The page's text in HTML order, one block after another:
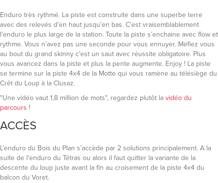
Enduro très rythmé. La piste est construite dans une superbe terre
avec des relevés d’en haut jusqu’en bas. C’est vraisemblablement
l’enduro le plus large de la station. Toute la piste s’enchaine avec flow et
rythme. Vous n’avez pas une seconde pour vous ennuyer. Méfiez vous
au bout du grand skinny c’est un saut avec réussite obligatoire. Plus
vous avancez dans la piste et plus la pente augmente. Enjoy ! La piste
se termine sur la piste 4x4 de la Motte qui vous ramène au télésiège du
Crêt du Loup à la Clusaz.
"Une vidéo vaut 1,8 million de mots", regardez plutôt lavidéo du
parcours !
ACCÈS
L’enduro du Bois du Plan s’accède par 2 solutions principalement. A la
suite de l’enduro du Tétras ou alors il faut quitter la variante de la
descente du loup juste avant la fin au croisement de la piste 4x4 du
balcon du Voret.